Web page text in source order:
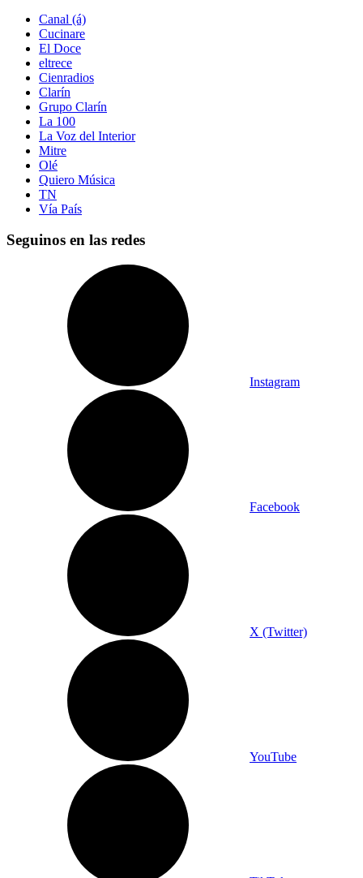
Canal (á)
Cucinare
El Doce
eltrece
Cienradios
Clarín
Grupo Clarín
La 100
La Voz del Interior
Mitre
Olé
Quiero Música
TN
Vía País
Seguinos en las redes
Instagram
Facebook
X (Twitter)
YouTube